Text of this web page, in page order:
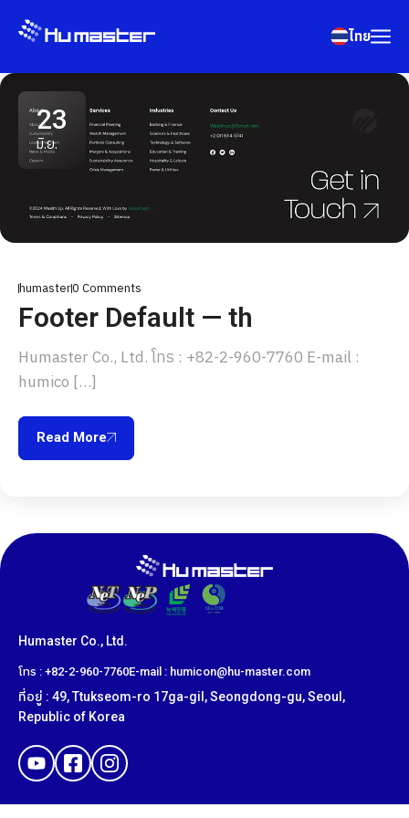
ไทย
23
มิ.ย.
humaster0Comments
Footer Default — th
Humaster Co., Ltd. โทร : +82-2-960-7760 E-mail :
humico […]
Read More
Humaster Co., Ltd.
โทร : +82-2-960-7760E-mail : humicon@hu-master.com
ที่อยู่ : 49, Ttukseom-ro 17ga-gil, Seongdong-gu, Seoul,
Republic of Korea